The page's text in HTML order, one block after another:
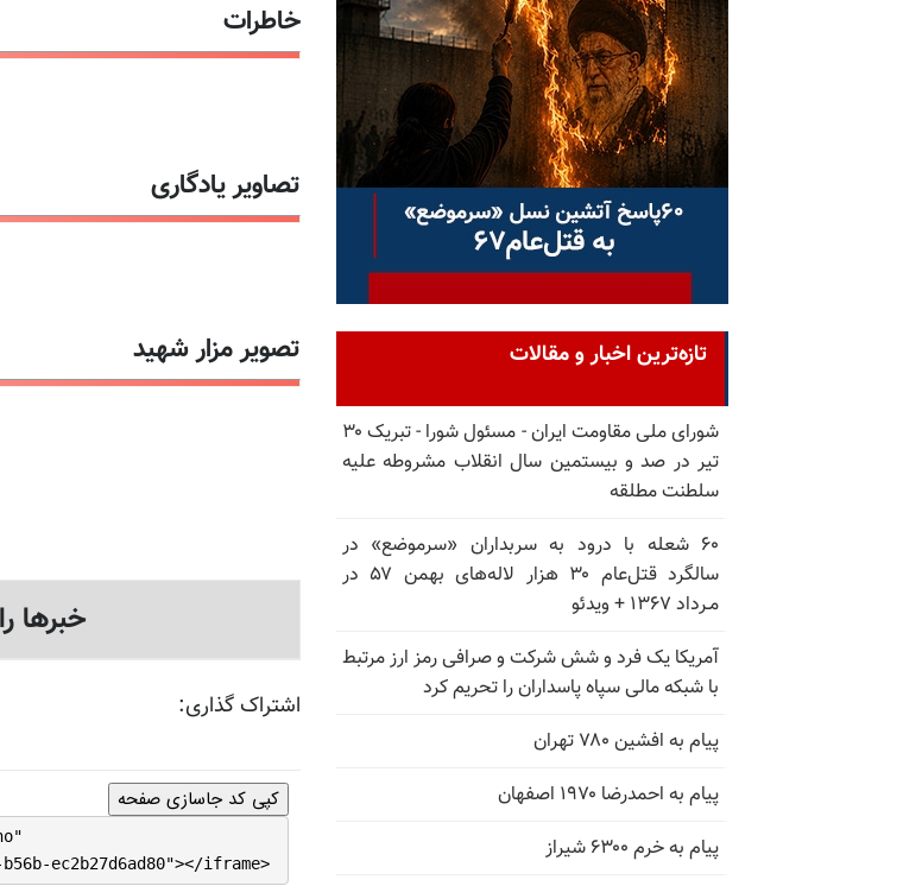
خاطرات
تصاویر یادگاری
تصویر مزار شهید
خبرها
اشتراک گذاری:
کپی کد جاسازی صفحه
ec2b27d6ad80"></iframe>
تازه‌ترین اخبار و مقالات
شورای ملی مقاومت ایران - مسئول شورا - تبریک ۳۰
تیر در صد و بیستمین سال انقلاب مشروطه علیه
سلطنت مطلقه
۶۰ شعله با درود به سربداران «سرموضع» در
سالگرد قتل‌عام ۳۰ هزار لاله‌های بهمن ۵۷ در
مـرداد ۱۳۶۷ + ویدئو
آمریکا یک فرد و شش شرکت و صرافی رمز ارز مرتبط
با شبکه مالی سپاه پاسداران را تحریم کرد
پیام به افشین ۷۸۰ تهران
پیام به احمدرضا ۱۹۷۰ اصفهان
پیام به خرم ۶۳۰۰ شیراز